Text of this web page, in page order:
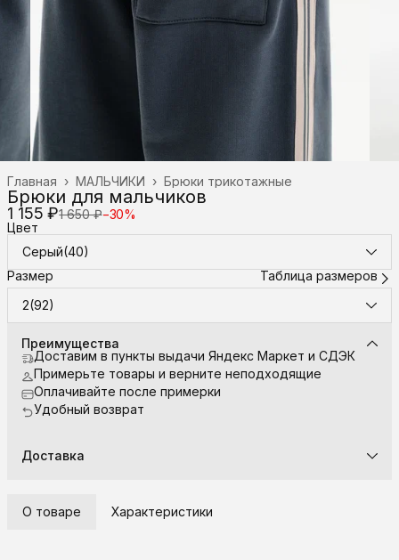
Брюки трикотажные
МАЛЬЧИКИ ›
Главная ›
Брюки для мальчиков
1 155 ₽1 650 ₽−30%
Цвет
Серый(40)
Размер
Таблица размеров
2(92)
Преимущества
Доставим в пункты выдачи Яндекс Маркет и СДЭК
Примерьте товары и верните неподходящие
Оплачивайте после примерки
Удобный возврат
Доставка
О товаре Характеристики